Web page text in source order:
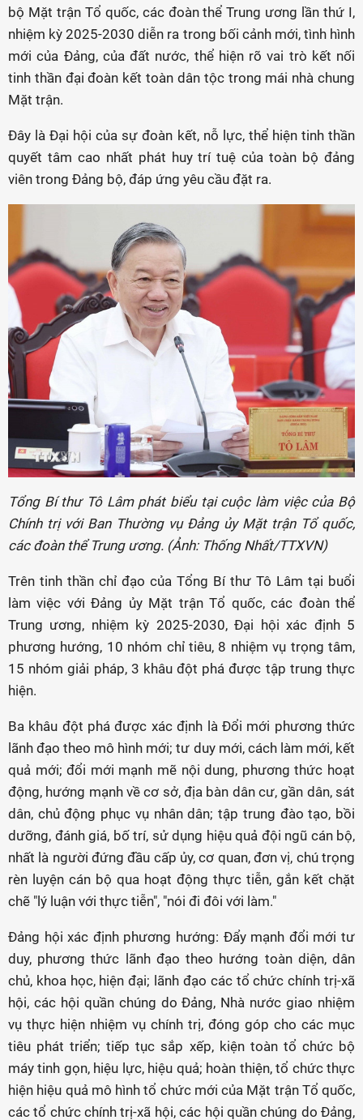
bộ Mặt trận Tổ quốc, các đoàn thể Trung ương lần thứ I,
nhiệm kỳ 2025-2030 diễn ra trong bối cảnh mới, tình hình
mới của Đảng, của đất nước, thể hiện rõ vai trò kết nối
tinh thần đại đoàn kết toàn dân tộc trong mái nhà chung
Mặt trận.
Đây là Đại hội của sự đoàn kết, nỗ lực, thể hiện tinh thần
quyết tâm cao nhất phát huy trí tuệ của toàn bộ đảng
viên trong Đảng bộ, đáp ứng yêu cầu đặt ra.
Tổng Bí thư Tô Lâm phát biểu tại cuộc làm việc của Bộ
Chính trị với Ban Thường vụ Đảng ủy Mặt trận Tổ quốc,
các đoàn thể Trung ương. (Ảnh: Thống Nhất/TTXVN)
Trên tinh thần chỉ đạo của Tổng Bí thư Tô Lâm tại buổi
làm việc với Đảng ủy Mặt trận Tổ quốc, các đoàn thể
Trung ương, nhiệm kỳ 2025-2030, Đại hội xác định 5
phương hướng, 10 nhóm chỉ tiêu, 8 nhiệm vụ trọng tâm,
15 nhóm giải pháp, 3 khâu đột phá được tập trung thực
hiện.
Ba khâu đột phá được xác định là Đổi mới phương thức
lãnh đạo theo mô hình mới; tư duy mới, cách làm mới, kết
quả mới; đổi mới mạnh mẽ nội dung, phương thức hoạt
động, hướng mạnh về cơ sở, địa bàn dân cư, gần dân, sát
dân, chủ động phục vụ nhân dân; tập trung đào tạo, bồi
dưỡng, đánh giá, bố trí, sử dụng hiệu quả đội ngũ cán bộ,
nhất là người đứng đầu cấp ủy, cơ quan, đơn vị, chú trọng
rèn luyện cán bộ qua hoạt động thực tiễn, gắn kết chặt
chẽ "lý luận với thực tiễn", "nói đi đôi với làm."
Đảng hội xác định phương hướng: Đẩy mạnh đổi mới tư
duy, phương thức lãnh đạo theo hướng toàn diện, dân
chủ, khoa học, hiện đại; lãnh đạo các tổ chức chính trị-xã
hội, các hội quần chúng do Đảng, Nhà nước giao nhiệm
vụ thực hiện nhiệm vụ chính trị, đóng góp cho các mục
tiêu phát triển; tiếp tục sắp xếp, kiện toàn tổ chức bộ
máy tinh gọn, hiệu lực, hiệu quả; hoàn thiện, tổ chức thực
hiện hiệu quả mô hình tổ chức mới của Mặt trận Tổ quốc,
các tổ chức chính trị-xã hội, các hội quần chúng do Đảng,